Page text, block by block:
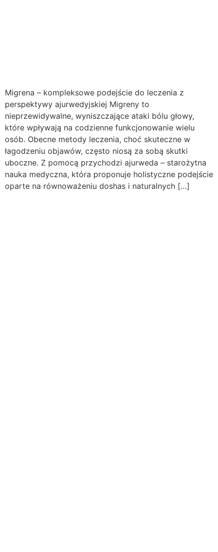
Migrena – kompleksowe podejście do leczenia z
perspektywy ajurwedyjskiej Migreny to
nieprzewidywalne, wyniszczające ataki bólu głowy,
które wpływają na codzienne funkcjonowanie wielu
osób. Obecne metody leczenia, choć skuteczne w
łagodzeniu objawów, często niosą za sobą skutki
uboczne. Z pomocą przychodzi ajurweda – starożytna
nauka medyczna, która proponuje holistyczne podejście
oparte na równoważeniu doshas i naturalnych […]